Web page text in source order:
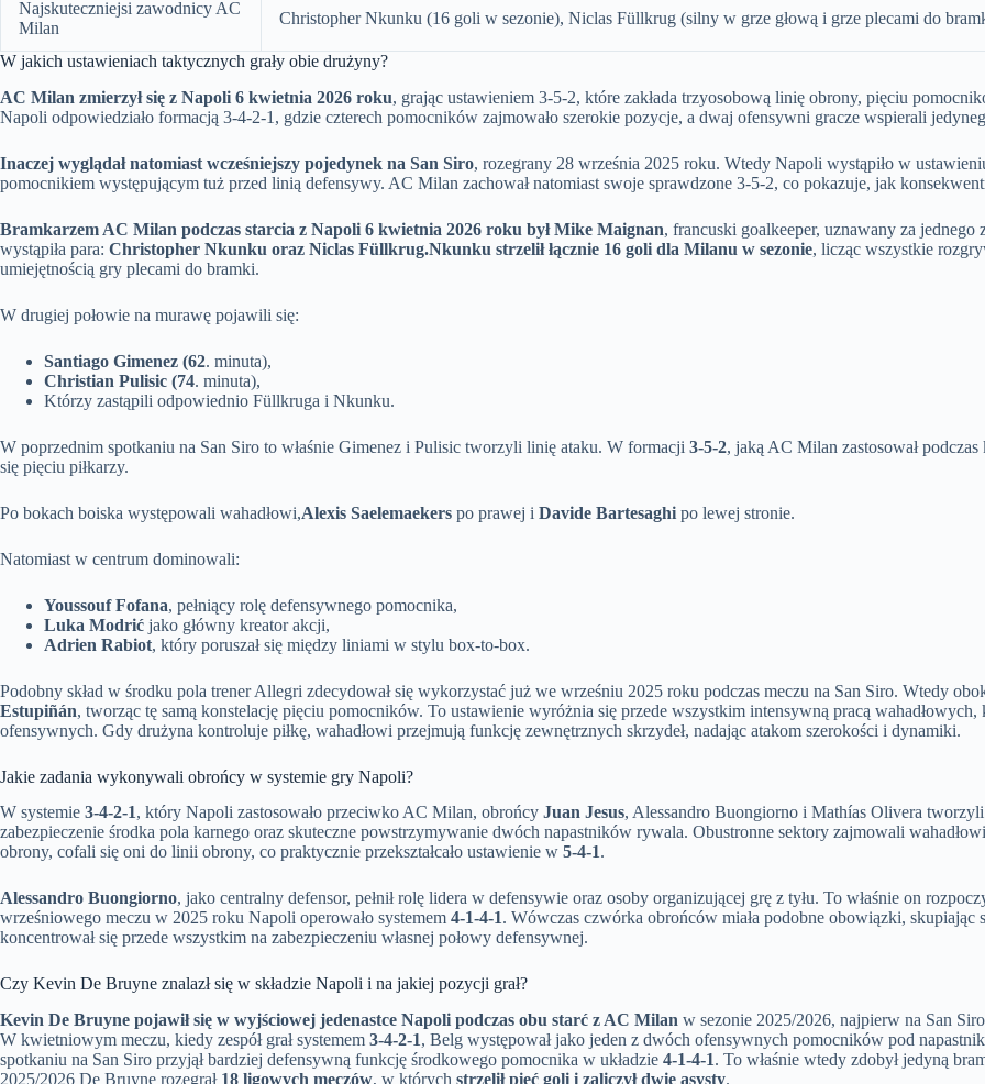
Najskuteczniejsi zawodnicy AC
Milan
Christopher Nkunku (16 goli w sezonie), Niclas Füllkrug (silny w grze głową i grze plecami do
W jakich ustawieniach taktycznych grały obie drużyny?
AC Milan zmierzył się z Napoli 6 kwietnia 2026 roku, grając ustawieniem 3-5-2, które zakłada trzyosobową linię obrony, pięciu
Napoli odpowiedziało formacją 3-4-2-1, gdzie czterech pomocników zajmowało szerokie pozycje, a dwaj ofensywni gracze wspierali
Inaczej wyglądał natomiast wcześniejszy pojedynek na San Siro, rozegrany 28 września 2025 roku. Wtedy Napoli wystąpiło w
pomocnikiem występującym tuż przed linią defensywy. AC Milan zachował natomiast swoje sprawdzone 3-5-2, co pokazuje, jak
Bramkarzem AC Milan podczas starcia z Napoli 6 kwietnia 2026 roku był Mike Maignan, francuski goalkeeper, uznawany za
wystąpiła para: Christopher Nkunku oraz Niclas Füllkrug.Nkunku strzelił łącznie 16 goli dla Milanu w sezonie, licząc wszystkie
umiejętnością gry plecami do bramki.
W drugiej połowie na murawę pojawili się:
Santiago Gimenez (62. minuta),
Christian Pulisic (74. minuta),
Którzy zastąpili odpowiednio Füllkruga i Nkunku.
W poprzednim spotkaniu na San Siro to właśnie Gimenez i Pulisic tworzyli linię ataku. W formacji 3-5-2, jaką AC Milan zastosował
się pięciu piłkarzy.
Po bokach boiska występowali wahadłowi,Alexis Saelemaekers po prawej i Davide Bartesaghi po lewej stronie.
Natomiast w centrum dominowali:
Youssouf Fofana, pełniący rolę defensywnego pomocnika,
Luka Modrić jako główny kreator akcji,
Adrien Rabiot, który poruszał się między liniami w stylu box-to-box.
Podobny skład w środku pola trener Allegri zdecydował się wykorzystać już we wrześniu 2025 roku podczas meczu na San Siro. Wtedy
Estupiñán, tworząc tę samą konstelację pięciu pomocników. To ustawienie wyróżnia się przede wszystkim intensywną pracą
ofensywnych. Gdy drużyna kontroluje piłkę, wahadłowi przejmują funkcję zewnętrznych skrzydeł, nadając atakom szerokości i dynamiki.
Jakie zadania wykonywali obrońcy w systemie gry Napoli?
W systemie 3-4-2-1, który Napoli zastosowało przeciwko AC Milan, obrońcy Juan Jesus, Alessandro Buongiorno i Mathías Olivera
zabezpieczenie środka pola karnego oraz skuteczne powstrzymywanie dwóch napastników rywala. Obustronne sektory zajmowali wahadłowi
obrony, cofali się oni do linii obrony, co praktycznie przekształcało ustawienie w 5-4-1.
Alessandro Buongiorno, jako centralny defensor, pełnił rolę lidera w defensywie oraz osoby organizującej grę z tyłu. To właśnie on
wrześniowego meczu w 2025 roku Napoli operowało systemem 4-1-4-1. Wówczas czwórka obrońców miała podobne obowiązki,
koncentrował się przede wszystkim na zabezpieczeniu własnej połowy defensywnej.
Czy Kevin De Bruyne znalazł się w składzie Napoli i na jakiej pozycji grał?
Kevin De Bruyne pojawił się w wyjściowej jedenastce Napoli podczas obu starć z AC Milan w sezonie 2025/2026, najpierw na San
W kwietniowym meczu, kiedy zespół grał systemem 3-4-2-1, Belg występował jako jeden z dwóch ofensywnych pomocników pod
spotkaniu na San Siro przyjął bardziej defensywną funkcję środkowego pomocnika w układzie 4-1-4-1. To właśnie wtedy zdobył jedyną
2025/2026 De Bruyne rozegrał 18 ligowych meczów, w których strzelił pięć goli i zaliczył dwie asysty.